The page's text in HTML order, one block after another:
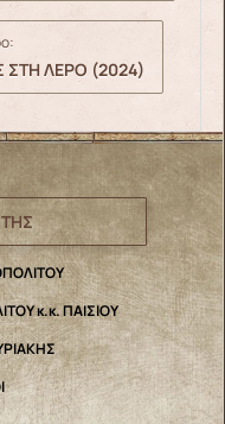
ΣΤΗ ΛΕΡΟ (2024)
κ.κ. ΠΑΙΣΙΟΥ